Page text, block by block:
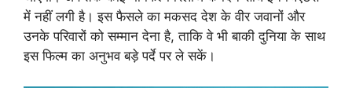
में नहीं लगी है। इस फैसले का मकसद देश के वीर जवानों और
उनके परिवारों को सम्मान देना है, ताकि वे भी बाकी दुनिया के साथ
इस फिल्म का अनुभव बड़े पर्दे पर ले सकें।